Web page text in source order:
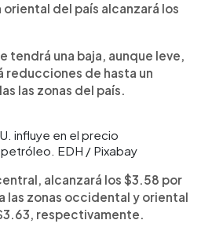
del país alcanzará los
tendrá una baja, aunque leve,
reducciones de hasta un
las zonas del país.
influye en el precio
EDH / Pixabay
alcanzará los $3.58 por
las zonas occidental y oriental
respectivamente.